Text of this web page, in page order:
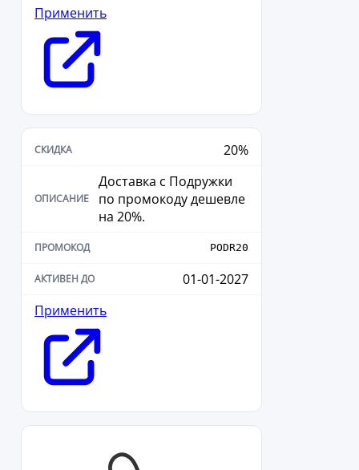
Применить
20%
Доставка с Подружки
по промокоду дешевле
на 20%.
PODR20
01-01-2027
Применить